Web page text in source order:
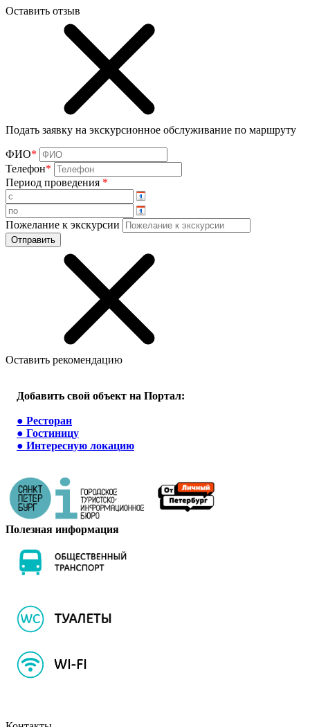
Оставить отзыв
Подать заявку на экскурсионное обслуживание по маршруту
ФИО*
Телефон*
Период проведения *
Пожелание к экскурсии
Оставить рекомендацию
Добавить свой объект на Портал:
● Ресторан
● Гостиницу
● Интересную локацию
Полезная информация